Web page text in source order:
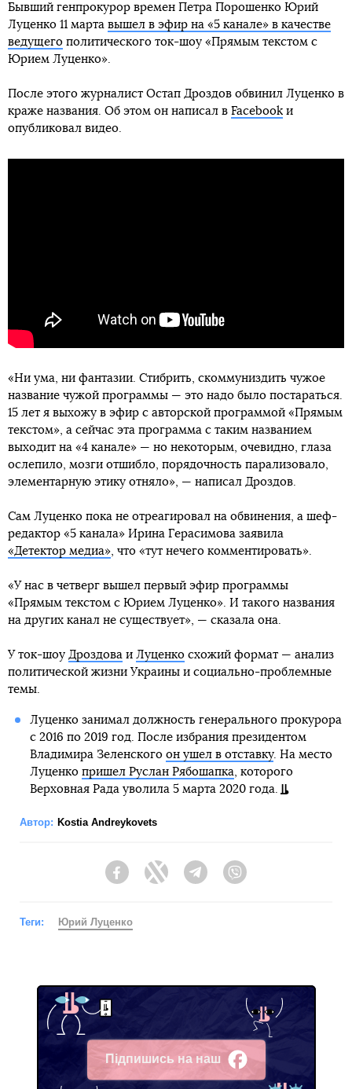
Бывший генпрокурор времен Петра Порошенко Юрий
Луценко 11 марта вышел в эфир на «5 канале» в качестве
ведущего политического ток-шоу «Прямым текстом с
Юрием Луценко».
После этого журналист Остап Дроздов обвинил Луценко в
краже названия. Об этом он написал в Facebook и
опубликовал видео.
«Ни ума, ни фантазии. Стибрить, скоммуниздить чужое
название чужой программы — это надо было постараться.
15 лет я выхожу в эфир с авторской программой «Прямым
текстом», а сейчас эта программа с таким названием
выходит на «4 канале» — но некоторым, очевидно, глаза
ослепило, мозги отшибло, порядочность парализовало,
элементарную этику отняло», — написал Дроздов.
Сам Луценко пока не отреагировал на обвинения, а шеф-
редактор «5 канала» Ирина Герасимова заявила
«Детектор медиа» , что «тут нечего комментировать».
«У нас в четверг вышел первый эфир программы
«Прямым текстом с Юрием Луценко». И такого названия
на других канал не существует», — сказала она.
У ток-шоу Дроздова и Луценко схожий формат — анализ
политической жизни Украины и социально-проблемные
темы.
Луценко занимал должность генерального прокурора
с 2016 по 2019 год. После избрания президентом
Владимира Зеленского он ушел в отставку. На место
Луценко пришел Руслан Рябошапка , которого
Верховная Рада уволила 5 марта 2020 года.
Автор: Kostia Andreykovets
FacebookTwitter Telegram
Теги: Юрий Луценко
Підпишись на наш
Facebook